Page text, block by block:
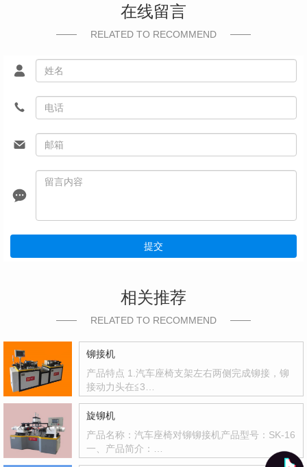
在线留言
RELATED TO RECOMMEND
提交
相关推荐
RELATED TO RECOMMEND
铆接机
产品特点 1.汽车座椅支架左右两侧完成铆接，铆
接动力头在≦3…
旋铆机
产品名称：汽车座椅对铆铆接机产品型号：SK-16
一、产品简介：…